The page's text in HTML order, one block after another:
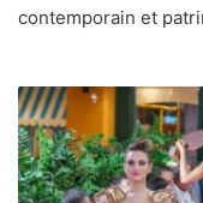
contemporain et
Dubai
accueille
à
nouveau
le